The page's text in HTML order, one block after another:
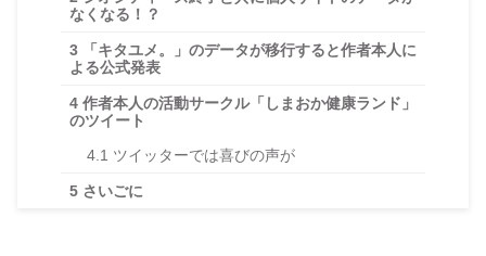
なくなる！？
3 「キタユメ。」のデータが移行すると作者本人に
よる公式発表
4 作者本人の活動サークル「しまおか健康ランド」
のツイート
4.1 ツイッターでは喜びの声が
5 さいごに